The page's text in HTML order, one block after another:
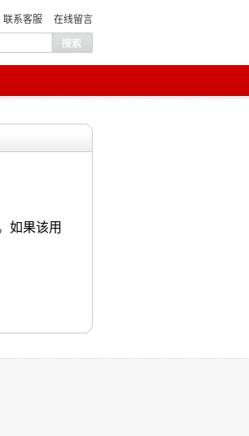
联系客服 在线留言
如果该用